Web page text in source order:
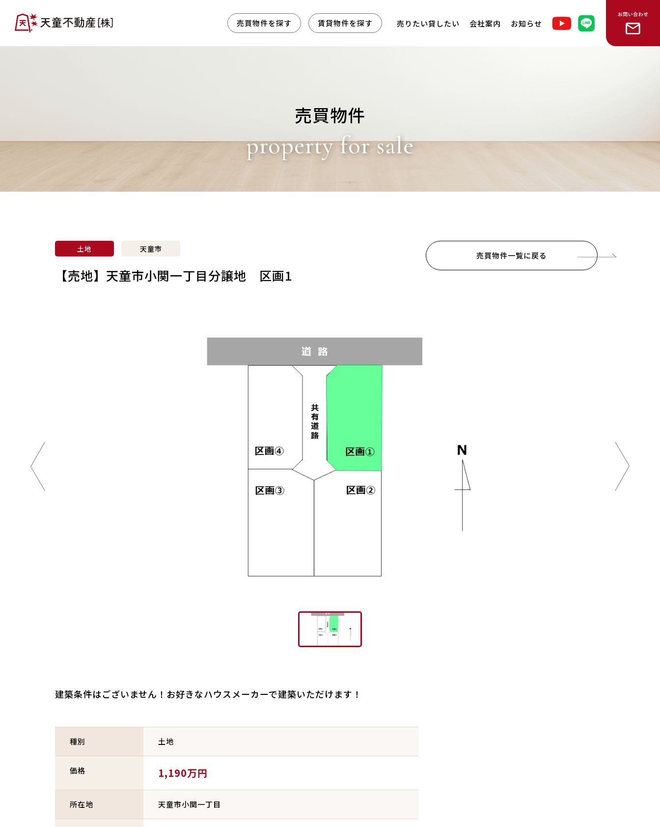
売買物件を探す 賃貸物件を探す 売りたい貸したい 会社案内 お知らせ
売買物件
property for sale
土地 天童市
【売地】天童市小関一丁目分譲地 区画1
売買物件一覧に戻る
建築条件はございません！お好きなハウスメーカーで建築いただけます！
種別 土地
価格 1,190万円
所在地 天童市小関一丁目